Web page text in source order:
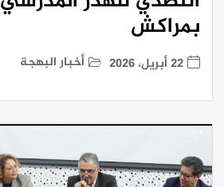
بمراكش
22 أبريل، 2026 أخبار البهجة